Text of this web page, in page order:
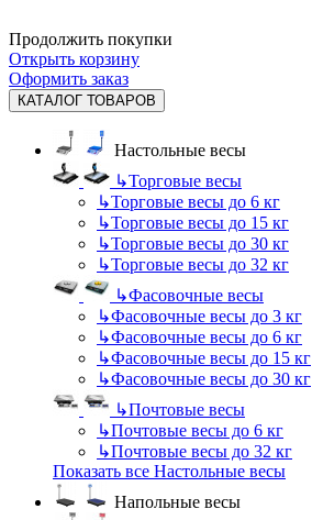
Продолжить покупки
Открыть корзину
Оформить заказ
КАТАЛОГ ТОВАРОВ
Настольные весы
↳Торговые весы
↳Торговые весы до 6 кг
↳Торговые весы до 15 кг
↳Торговые весы до 30 кг
↳Торговые весы до 32 кг
↳Фасовочные весы
↳Фасовочные весы до 3 кг
↳Фасовочные весы до 6 кг
↳Фасовочные весы до 15 кг
↳Фасовочные весы до 30 кг
↳Почтовые весы
↳Почтовые весы до 6 кг
↳Почтовые весы до 32 кг
Показать все Настольные весы
Напольные весы